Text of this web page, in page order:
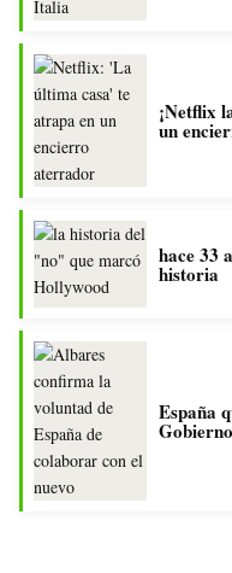
¡Netflix
un
hace 33
historia
España